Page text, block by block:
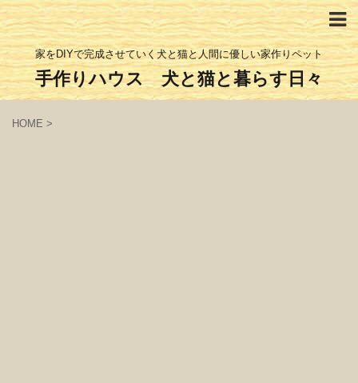
家をDIYで完成させていく犬と猫と人間に優しい家作りペット
手作りハウス 犬と猫と暮らす日々
HOME >